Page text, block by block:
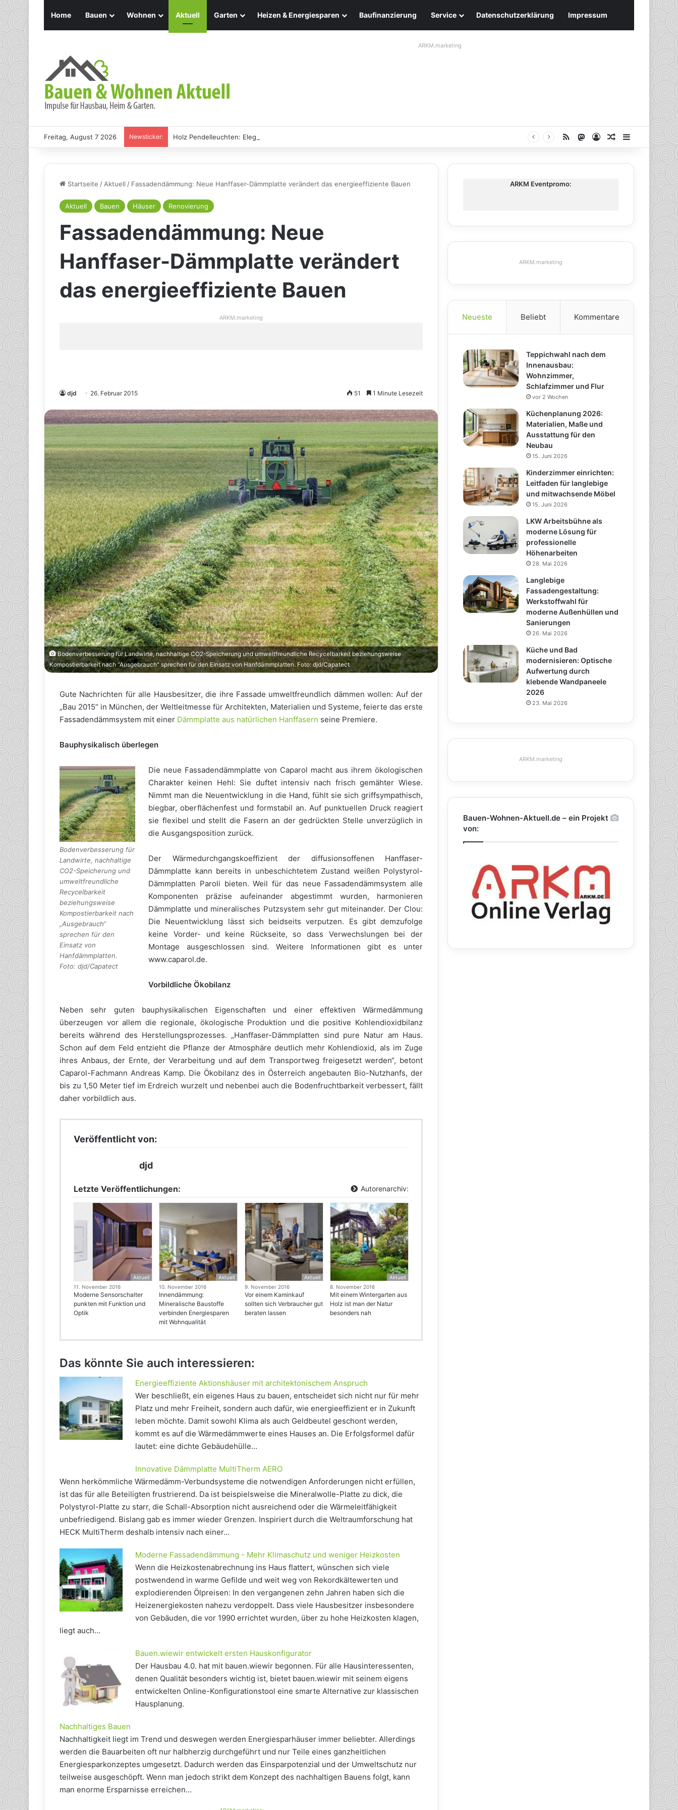
Home Bauen Wohnen Aktuell Garten Heizen & Energiesparen Baufinanzierung Service Datenschutzerklärung Impressum
ARKM.marketing
Freitag, August 7 2026 Newsticker: Holz Pendelleuchten: Eleganz und Nachhaltigkeit für Ihr Zuhause RSS Mastodon
AnmeldenZufälliger
Startseite /Aktuell / Fassadendämmung: Neue Hanffaser-Dämmplatte verändert das energieeffiziente Bauen
Aktuell Bauen Häuser Renovierung
Fassadendämmung: Neue
Hanffaser-Dämmplatte verändert
das energieeffiziente Bauen
ARKM.marketing
djd 26. Februar 2015 51 1 Minute Lesezeit
Bodenverbesserung für Landwirte, nachhaltige CO2-Speicherung und umweltfreundliche Recycelbarkeit beziehungsweise
Kompostierbarkeit nach "Ausgebrauch" sprechen für den Einsatz von Hanfdämmplatten. Foto: djd/Capatect
Gute Nachrichten für alle Hausbesitzer, die ihre Fassade umweltfreundlich dämmen wollen: Auf der
„Bau 2015“ in München, der Weltleitmesse für Architekten, Materialien und Systeme, feierte das erste
Fassadendämmsystem mit einer Dämmplatte aus natürlichen Hanffasern seine Premiere.
Bauphysikalisch überlegen
Bodenverbesserung für
Landwirte, nachhaltige
CO2-Speicherung und
umweltfreundliche
Recycelbarkeit
beziehungsweise
Kompostierbarkeit nach
„Ausgebrauch“
sprechen für den
Einsatz von
Hanfdämmplatten.
Foto: djd/Capatect
Die neue Fassadendämmplatte von Caparol macht aus ihrem ökologischen
Charakter keinen Hehl: Sie duftet intensiv nach frisch gemähter Wiese.
Nimmt man die Neuentwicklung in die Hand, fühlt sie sich griffsympathisch,
biegbar, oberflächenfest und formstabil an. Auf punktuellen Druck reagiert
sie flexibel und stellt die Fasern an der gedrückten Stelle unverzüglich in
die Ausgangsposition zurück.
Der Wärmedurchgangskoeffizient der diffusionsoffenen Hanffaser-
Dämmplatte kann bereits in unbeschichtetem Zustand weißen Polystyrol-
Dämmplatten Paroli bieten. Weil für das neue Fassadendämmsystem alle
Komponenten präzise aufeinander abgestimmt wurden, harmonieren
Dämmplatte und mineralisches Putzsystem sehr gut miteinander. Der Clou:
Die Neuentwicklung lässt sich beidseits verputzen. Es gibt demzufolge
keine Vorder- und keine Rückseite, so dass Verwechslungen bei der
Montage ausgeschlossen sind. Weitere Informationen gibt es unter
www.caparol.de.
Vorbildliche Ökobilanz
Neben sehr guten bauphysikalischen Eigenschaften und einer effektiven Wärmedämmung
überzeugen vor allem die regionale, ökologische Produktion und die positive Kohlendioxidbilanz
bereits während des Herstellungsprozesses. „Hanffaser-Dämmplatten sind pure Natur am Haus.
Schon auf dem Feld entzieht die Pflanze der Atmosphäre deutlich mehr Kohlendioxid, als im Zuge
ihres Anbaus, der Ernte, der Verarbeitung und auf dem Transportweg freigesetzt werden“, betont
Caparol-Fachmann Andreas Kamp. Die Ökobilanz des in Österreich angebauten Bio-Nutzhanfs, der
bis zu 1,50 Meter tief im Erdreich wurzelt und nebenbei auch die Bodenfruchtbarkeit verbessert, fällt
daher vorbildlich aus.
Veröffentlicht von:
djd
Letzte Veröffentlichungen: Autorenarchiv:
Aktuell
11. November 2016
Moderne Sensorschalter
punkten mit Funktion und
Optik
Aktuell
10. November 2016
Innendämmung:
Mineralische Baustoffe
verbinden Energiesparen
mit Wohnqualität
Aktuell
9. November 2016
Vor einem Kaminkauf
sollten sich Verbraucher gut
beraten lassen
Aktuell
8. November 2016
Mit einem Wintergarten aus
Holz ist man der Natur
besonders nah
Das könnte Sie auch interessieren:
Energieeffiziente Aktionshäuser mit architektonischem Anspruch
Wer beschließt, ein eigenes Haus zu bauen, entscheidet sich nicht nur für mehr
Platz und mehr Freiheit, sondern auch dafür, wie energieeffizient er in Zukunft
leben möchte. Damit sowohl Klima als auch Geldbeutel geschont werden,
kommt es auf die Wärmedämmwerte eines Hauses an. Die Erfolgsformel dafür
lautet: eine dichte Gebäudehülle…
Innovative Dämmplatte MultiTherm AERO
Wenn herkömmliche Wärmedämm-Verbundsysteme die notwendigen Anforderungen nicht erfüllen,
ist das für alle Beteiligten frustrierend. Da ist beispielsweise die Mineralwolle-Platte zu dick, die
Polystyrol-Platte zu starr, die Schall-Absorption nicht ausreichend oder die Wärmeleitfähigkeit
unbefriedigend. Bislang gab es immer wieder Grenzen. Inspiriert durch die Weltraumforschung hat
HECK MultiTherm deshalb intensiv nach einer…
Moderne Fassadendämmung - Mehr Klimaschutz und weniger Heizkosten
Wenn die Heizkostenabrechnung ins Haus flattert, wünschen sich viele
postwendend in warme Gefilde und weit weg von Rekordkältewerten und
explodierenden Ölpreisen: In den vergangenen zehn Jahren haben sich die
Heizenergiekosten nahezu verdoppelt. Dass viele Hausbesitzer insbesondere
von Gebäuden, die vor 1990 errichtet wurden, über zu hohe Heizkosten klagen,
liegt auch…
Bauen.wiewir entwickelt ersten Hauskonfigurator
Der Hausbau 4.0. hat mit bauen.wiewir begonnen. Für alle Hausinteressenten,
denen Qualität besonders wichtig ist, bietet bauen.wiewir mit seinem eigens
entwickelten Online-Konfigurationstool eine smarte Alternative zur klassischen
Hausplanung.
Nachhaltiges Bauen
Nachhaltigkeit liegt im Trend und deswegen werden Energiesparhäuser immer beliebter. Allerdings
werden die Bauarbeiten oft nur halbherzig durchgeführt und nur Teile eines ganzheitlichen
Energiesparkonzeptes umgesetzt. Dadurch werden das Einsparpotenzial und der Umweltschutz nur
teilweise ausgeschöpft. Wenn man jedoch strikt dem Konzept des nachhaltigen Bauens folgt, kann
man enorme Ersparnisse erreichen…
ARKM Eventpromo:
ARKM.marketing
Neueste Beliebt Kommentare
Teppichwahl nach dem
Innenausbau:
Wohnzimmer,
Schlafzimmer und Flur
vor 2 Wochen
Küchenplanung 2026:
Materialien, Maße und
Ausstattung für den
Neubau
15. Juni 2026
Kinderzimmer einrichten:
Leitfaden für langlebige
und mitwachsende Möbel
15. Juni 2026
LKW Arbeitsbühne als
moderne Lösung für
professionelle
Höhenarbeiten
28. Mai 2026
Langlebige
Fassadengestaltung:
Werkstoffwahl für
moderne Außenhüllen und
Sanierungen
26. Mai 2026
Küche und Bad
modernisieren: Optische
Aufwertung durch
klebende Wandpaneele
2026
23. Mai 2026
ARKM.marketing
Bauen-Wohnen-Aktuell.de – ein Projekt
von: